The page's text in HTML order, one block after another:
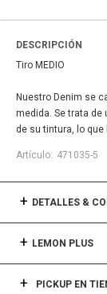
DESCRIPCIÓN
Tiro MEDIO
Nuestro Denim se
medida. Se trata de
de su tintura, lo
471035-5
DETALLES &
LEMON PLUS
PICKUP EN